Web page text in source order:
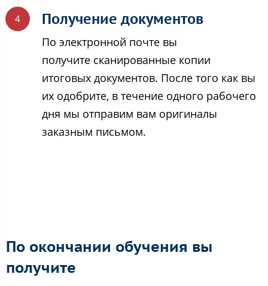
Получение документов
По электронной почте вы
получите сканированные копии
итоговых документов. После того как вы
их одобрите, в течение одного рабочего
дня мы отправим вам оригиналы
заказным письмом.
По окончании обучения вы
получите